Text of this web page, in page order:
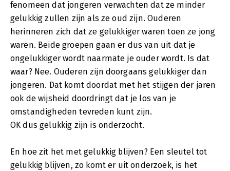
fenomeen dat jongeren verwachten dat ze minder
gelukkig zullen zijn als ze oud zijn. Ouderen
herinneren zich dat ze gelukkiger waren toen ze jong
waren. Beide groepen gaan er dus van uit dat je
ongelukkiger wordt naarmate je ouder wordt. Is dat
waar? Nee. Ouderen zijn doorgaans gelukkiger dan
jongeren. Dat komt doordat met het stijgen der jaren
ook de wijsheid doordringt dat je los van je
omstandigheden tevreden kunt zijn.
OK dus gelukkig zijn is onderzocht.
En hoe zit het met gelukkig blijven? Een sleutel tot
gelukkig blijven, zo komt er uit onderzoek, is het